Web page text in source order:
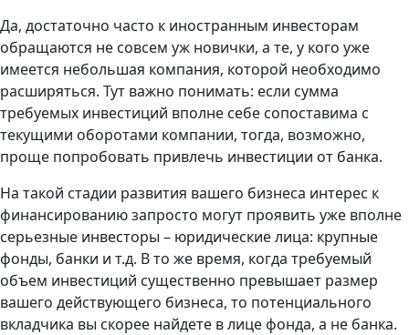
Да, достаточно часто к иностранным инвесторам
обращаются не совсем уж новички, а те, у кого уже
имеется небольшая компания, которой необходимо
расширяться. Тут важно понимать: если сумма
требуемых инвестиций вполне себе сопоставима с
текущими оборотами компании, тогда, возможно,
проще попробовать привлечь инвестиции от банка.
На такой стадии развития вашего бизнеса интерес к
финансированию запросто могут проявить уже вполне
серьезные инвесторы – юридические лица: крупные
фонды, банки и т.д. В то же время, когда требуемый
объем инвестиций существенно превышает размер
вашего действующего бизнеса, то потенциального
вкладчика вы скорее найдете в лице фонда, а не банка.